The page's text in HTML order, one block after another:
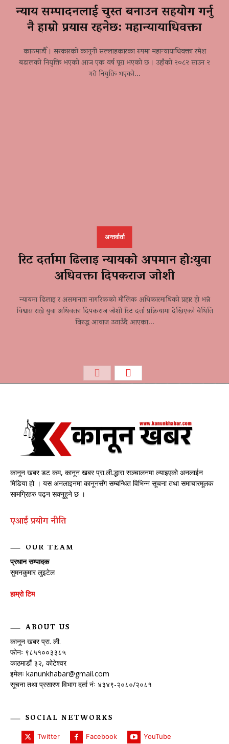
न्याय सम्पादनलाई चुस्त बनाउन सहयोग गर्नु
नै हाम्रो प्रयास रहनेछ: महान्यायाधिवक्ता
काठमाडौँ । सरकारको कानुनी सल्लाहकारका रुपमा महान्यायाधिवक्ता रमेश
बडालको नियुक्ति भएको आज एक वर्ष पूरा भएको छ । उहाँको २०८२ साउन २
गते नियुक्ति भएको...
अन्तर्वार्ता
रिट दर्तामा ढिलाइ न्यायको अपमान हो:युवा
अधिवक्ता दिपकराज जोशी
न्यायमा ढिलाइ र असमानता नागरिकको मौलिक अधिकारमाथिको प्रहार हो भन्ने
विश्वास राख्ने युवा अधिवक्ता दिपकराज जोशी रिट दर्ता प्रक्रियामा देखिएको बेथिति
विरुद्ध आवाज उठाउँदै आएका...
कानून खबर डट कम, कानून खबर प्रा.ली.द्धारा सञ्चालनमा ल्याइएको अनलाईन
मिडिया हो । यस अनलाइनमा कानूनसँग सम्बन्धित विभिन्न सूचना तथा समाचारमूलक
सामग्रिहरु पढ्न सक्नुहुने छ ।
एआई प्रयाेग नीति
OUR TEAM
प्रधान सम्पादक
सुमनकुमार लुइटेल
हाम्रो टिम
ABOUT US
कानून खबर प्रा. ली.
फोनः ९८५१००३३८५
काठमाडौं ३२, कोटेश्वर
इमेलः kanunkhabar@gmail.com
सूचना तथा प्रसारण विभाग दर्ता नंः ४३४९-२०८०/२०८१
SOCIAL NETWORKS
Twitter Facebook YouTube